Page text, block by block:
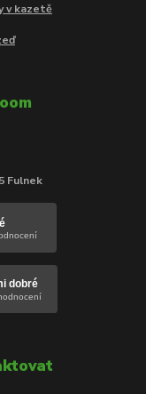
v kazetě
Fulnek